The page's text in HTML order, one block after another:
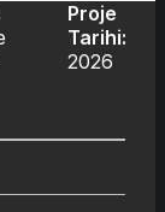
Proje
Tarihi:
2026